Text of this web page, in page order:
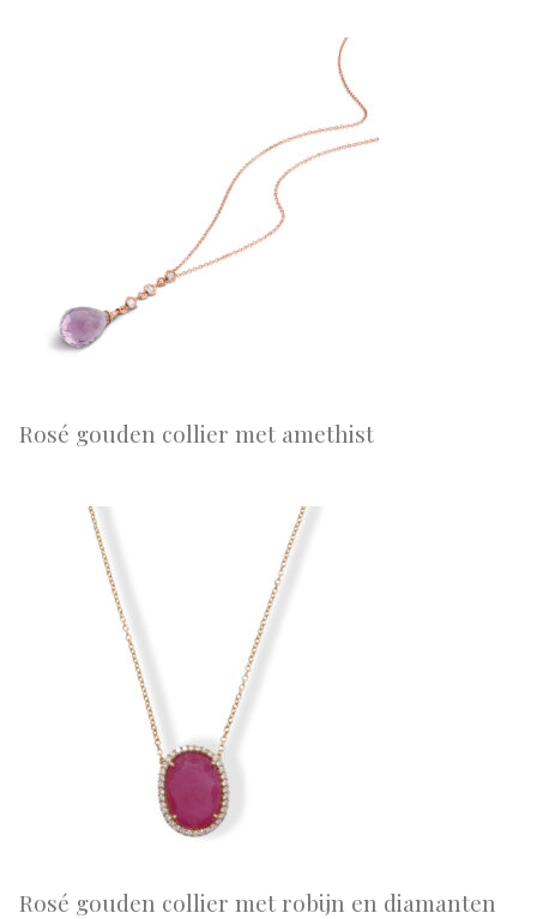
Rosé gouden collier met amethist
Rosé gouden collier met robijn en diamanten